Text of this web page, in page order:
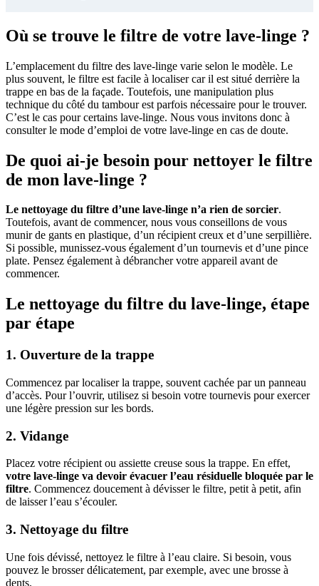
Où se trouve le filtre de votre lave-linge ?
L’emplacement du filtre des lave-linge varie selon le modèle. Le
plus souvent, le filtre est facile à localiser car il est situé derrière la
trappe en bas de la façade. Toutefois, une manipulation plus
technique du côté du tambour est parfois nécessaire pour le trouver.
C’est le cas pour certains lave-linge. Nous vous invitons donc à
consulter le mode d’emploi de votre lave-linge en cas de doute.
De quoi ai-je besoin pour nettoyer le filtre
de mon lave-linge ?
Le nettoyage du filtre d’une lave-linge n’a rien de sorcier.
Toutefois, avant de commencer, nous vous conseillons de vous
munir de gants en plastique, d’un récipient creux et d’une serpillière.
Si possible, munissez-vous également d’un tournevis et d’une pince
plate. Pensez également à débrancher votre appareil avant de
commencer.
Le nettoyage du filtre du lave-linge, étape
par étape
1. Ouverture de la trappe
Commencez par localiser la trappe, souvent cachée par un panneau
d’accès. Pour l’ouvrir, utilisez si besoin votre tournevis pour exercer
une légère pression sur les bords.
2. Vidange
Placez votre récipient ou assiette creuse sous la trappe. En effet,
votre lave-linge va devoir évacuer l’eau résiduelle bloquée par le
filtre. Commencez doucement à dévisser le filtre, petit à petit, afin
de laisser l’eau s’écouler.
3. Nettoyage du filtre
Une fois dévissé, nettoyez le filtre à l’eau claire. Si besoin, vous
pouvez le brosser délicatement, par exemple, avec une brosse à
dents.